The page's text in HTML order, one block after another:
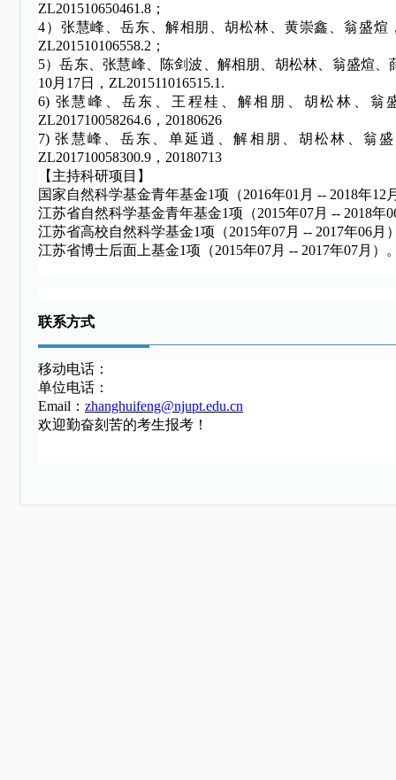
ZL201510650461.8；
4）张慧峰、岳东、解相朋、胡松林、黄崇鑫、翁盛煊
ZL201510106558.2；
5）岳东、张慧峰、陈剑波、解相朋、胡松林、翁盛煊
10月17日，ZL201511016515.1.
6) 张慧峰、岳东、王程桂、解相朋、胡松林、
ZL201710058264.6，20180626
7) 张慧峰、岳东、单延逍、解相朋、胡松林、翁
ZL201710058300.9，20180713
【主持科研项目】
国家自然科学基金青年基金1项（2016年01月 -- 2018年12
江苏省自然科学基金青年基金1项（2015年07月 -- 2018年
江苏省高校自然科学基金1项（2015年07月 -- 2017年06月
江苏省博士后面上基金1项（2015年07月 -- 2017年07月 ）
联系方式
移动电话：
单位电话：
Email： zhanghuifeng@njupt.edu.cn
欢迎勤奋刻苦的考生报考！